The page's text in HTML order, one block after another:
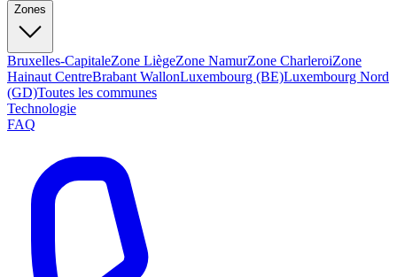
Zones
Bruxelles-CapitaleZone LiègeZone NamurZone CharleroiZone
Hainaut CentreBrabant WallonLuxembourg (BE)Luxembourg Nord
(GD)Toutes les communes
Technologie
FAQ